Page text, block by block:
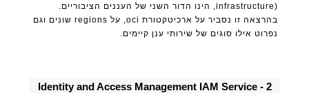
infrastructure), הינו הדור השני של העננים הציבוריים.
בהרצאה זו נסביר על ארכיטקטורת oci, על regions שונים וגם
נפרוט אילו סוגים של שירותי ענן קיימים.
2 - Identity and Access Management IAM Service